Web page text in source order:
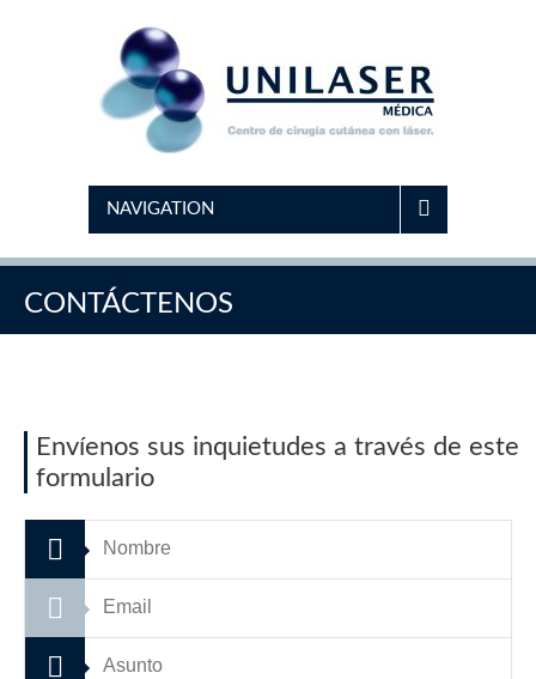
NAVIGATION
CONTÁCTENOS
Envíenos sus inquietudes a través de este
formulario